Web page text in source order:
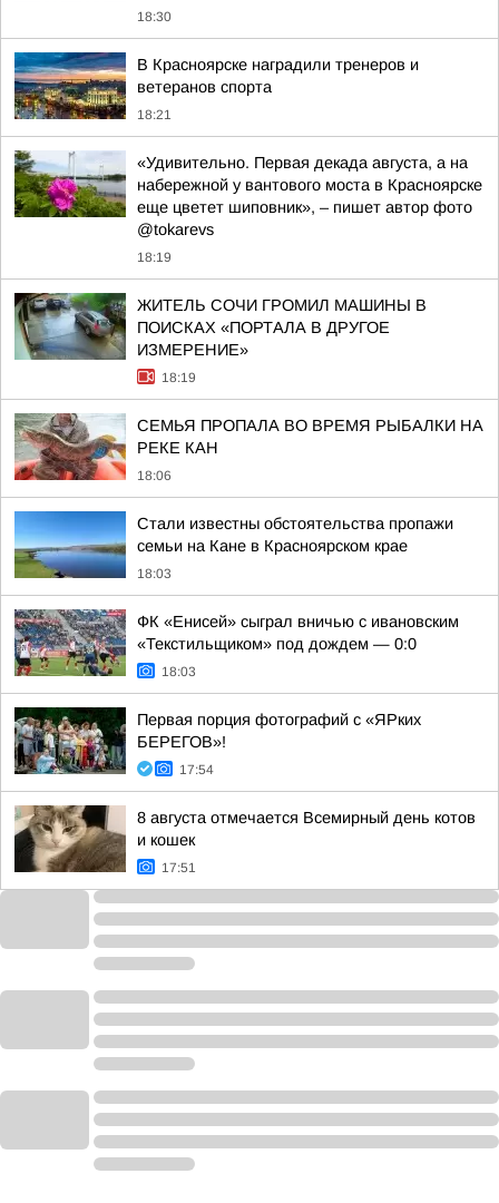
18:30
В Красноярске наградили тренеров и
ветеранов спорта
18:21
«Удивительно. Первая декада августа, а на
набережной у вантового моста в Красноярске
еще цветет шиповник», – пишет автор фото
@tokarevs
18:19
ЖИТЕЛЬ СОЧИ ГРОМИЛ МАШИНЫ В
ПОИСКАХ «ПОРТАЛА В ДРУГОЕ
ИЗМЕРЕНИЕ»
18:19
СЕМЬЯ ПРОПАЛА ВО ВРЕМЯ РЫБАЛКИ НА
РЕКЕ КАН
18:06
Стали известны обстоятельства пропажи
семьи на Кане в Красноярском крае
18:03
ФК «Енисей» сыграл вничью с ивановским
«Текстильщиком» под дождем — 0:0
18:03
Первая порция фотографий с «ЯРких
БЕРЕГОВ»!
17:54
8 августа отмечается Всемирный день котов
и кошек
17:51